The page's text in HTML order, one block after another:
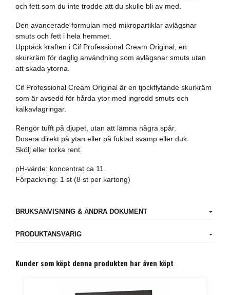
och fett som du inte trodde att du skulle bli av med.
Den avancerade formulan med mikropartiklar avlägsnar
smuts och fett i hela hemmet.
Upptäck kraften i Cif Professional Cream Original, en
skurkräm för daglig användning som avlägsnar smuts utan
att skada ytorna.
Cif Professional Cream Original är en tjockflytande skurkräm
som är avsedd för hårda ytor med ingrodd smuts och
kalkavlagringar.
Rengör tufft på djupet, utan att lämna några spår.
Dosera direkt på ytan eller på fuktad svamp eller duk.
Skölj eller torka rent.
pH-värde: koncentrat ca 11.
Förpackning: 1 st (8 st per kartong)
BRUKSANVISNING & ANDRA DOKUMENT
PRODUKTANSVARIG
Kunder som köpt denna produkten har även köpt